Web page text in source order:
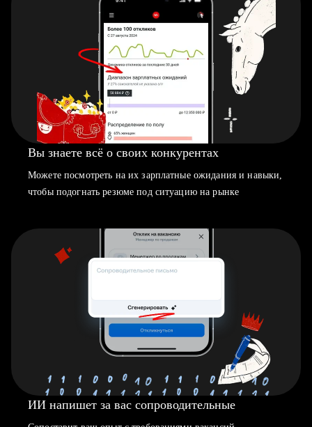
Вы знаете всё о своих конкурентах
Можете посмотреть на их зарплатные ожидания и навыки,
чтобы подогнать резюме под ситуацию на рынке
ИИ напишет за вас сопроводительные